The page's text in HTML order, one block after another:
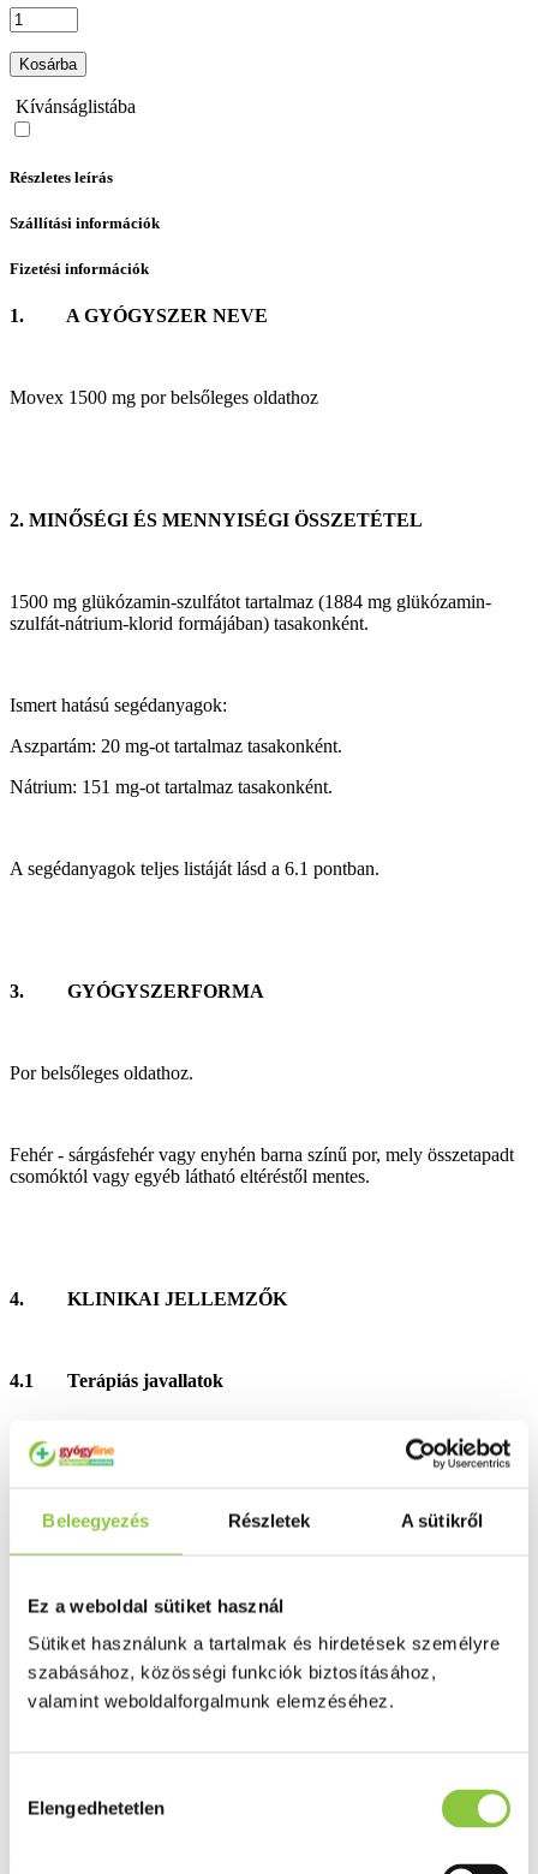
Beleegyezés Részletek A sütikről
Ez a weboldal sütiket használ
Sütiket használunk a tartalmak és hirdetések személyre
szabásához, közösségi funkciók biztosításához,
valamint weboldalforgalmunk elemzéséhez.
kiválasztása
Elengedhetetlen
Kosárba
Kívánságlistába
Részletes leírás
Szállítási információk
Fizetési információk
1. A GYÓGYSZER NEVE
Movex 1500 mg por belsőleges oldathoz
2. MINŐSÉGI ÉS MENNYISÉGI ÖSSZETÉTEL
1500 mg glükózamin-szulfátot tartalmaz (1884 mg glükózamin-
szulfát-nátrium-klorid formájában) tasakonként.
Ismert hatású segédanyagok:
Aszpartám: 20 mg-ot tartalmaz tasakonként.
Nátrium: 151 mg-ot tartalmaz tasakonként.
A segédanyagok teljes listáját lásd a 6.1 pontban.
3. GYÓGYSZERFORMA
Por belsőleges oldathoz.
Fehér - sárgásfehér vagy enyhén barna színű por, mely összetapadt
csomóktól vagy egyéb látható eltéréstől mentes.
4. KLINIKAI JELLEMZŐK
4.1 Terápiás javallatok
Enyhe-, középsúlyos térdízületi osteoarthritis tüneteinek enyhítése.
adagolásban.
A per os kezelés teljes időtartama 3 hónap, mely évente több